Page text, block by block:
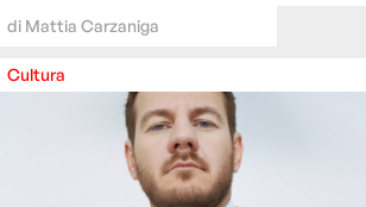
di Mattia Carzaniga
Cultura